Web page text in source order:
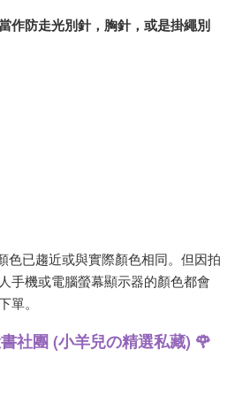
作防走光別針，胸針，或是掛繩別
色已趨近或與實際顏色相同。但因拍
手機或電腦螢幕顯示器的顏色都會
單。
社團 (小羊兒の精選私藏) 🌹